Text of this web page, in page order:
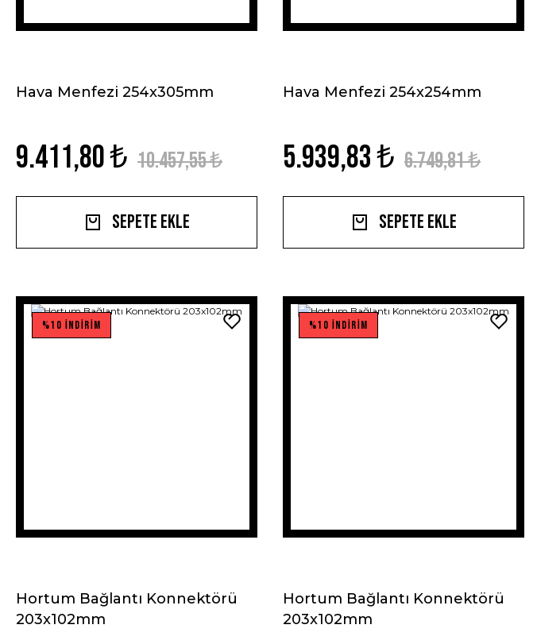
Hava Menfezi 254x305mm
9.411,80 ₺ 10.457,55 ₺
Sepete Ekle
Hava Menfezi 254x254mm
5.939,83 ₺ 6.749,81 ₺
Sepete Ekle
%10 İNDİRİM
Hortum Bağlantı Konnektörü
203x102mm
%10 İNDİRİM
Hortum Bağlantı Konnektörü
203x102mm